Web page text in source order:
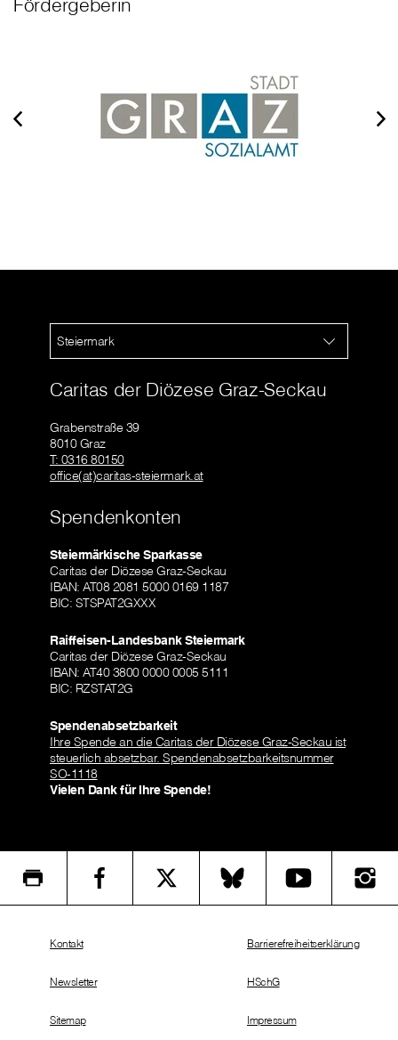
Fördergeberin
Steiermark
Caritas der Diözese Graz-Seckau
Grabenstraße 39
8010 Graz
T: 0316 80150
office(at)caritas-steiermark.at
Spendenkonten
Steiermärkische Sparkasse
Caritas der Diözese Graz-Seckau
IBAN: AT08 2081 5000 0169 1187
BIC: STSPAT2GXXX
Raiffeisen-Landesbank Steiermark
Caritas der Diözese Graz-Seckau
IBAN: AT40 3800 0000 0005 5111
BIC: RZSTAT2G
Spendenabsetzbarkeit
Ihre Spende an die Caritas der Diözese Graz-Seckau ist
steuerlich absetzbar. Spendenabsetzbarkeitsnummer
SO-1118
Vielen Dank für Ihre Spende!
Kontakt
Newsletter
Sitemap
Barrierefreiheitserklärung
HSchG
Impressum